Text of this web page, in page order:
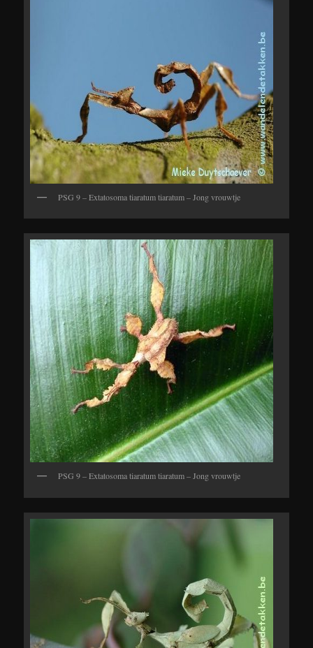
PSG 9 – Extatosoma tiaratum tiaratum – Jong vrouwtje
PSG 9 – Extatosoma tiaratum tiaratum – Jong vrouwtje